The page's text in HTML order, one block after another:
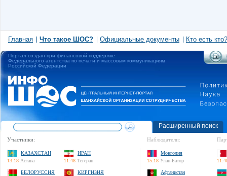
Главная Что такое ШОС? Официальные документы Кто есть кто?
Портал создан при финансовой поддержке
Федерального агентства по печати и массовым коммуникациям
Российской Федерации
Расширенный поиск
Участники:
КАЗАХСТАН
13:18 Астана
ИРАН
11:48 Тегеран
БЕЛОРУССИЯ
КИРГИЗИЯ
Наблюдатели:
Монголия
15:18 Улан-Батор
Афганистан